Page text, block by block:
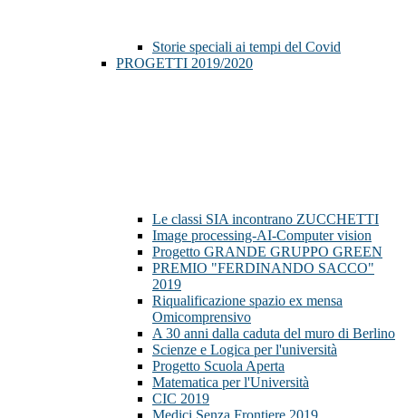
Storie speciali ai tempi del Covid
PROGETTI 2019/2020
Le classi SIA incontrano ZUCCHETTI
Image processing-AI-Computer vision
Progetto GRANDE GRUPPO GREEN
PREMIO "FERDINANDO SACCO"
2019
Riqualificazione spazio ex mensa
Omicomprensivo
A 30 anni dalla caduta del muro di Berlino
Scienze e Logica per l'università
Progetto Scuola Aperta
Matematica per l'Università
CIC 2019